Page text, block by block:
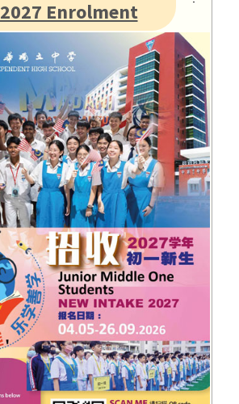
2027 Enrolment